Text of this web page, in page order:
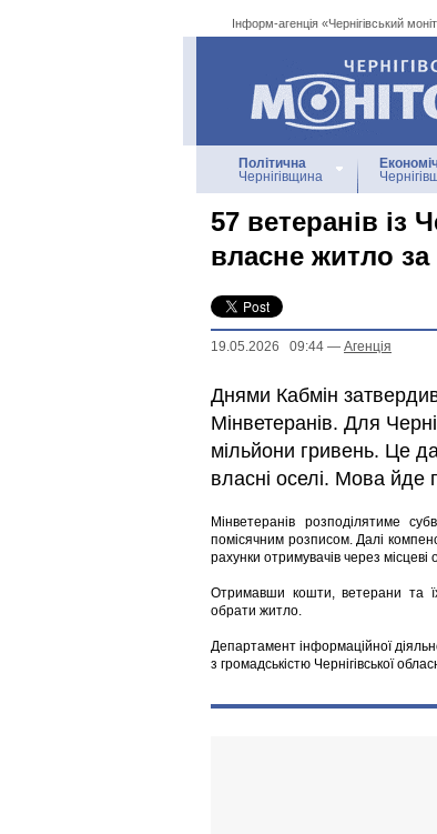
Інформ-агенція «Чернігівський
Інформ-агенція
«Чернігівський
Політична
Чернігівщина
57 ветеранів із
власне житло
19.05.2026 09:44 — Агенцiя
Днями Кабмін
Мінветеранів. Для
мільйони гривень. Це
власні оселі. Мова йде
Мінветеранів розподілятиме
помісячним розписом. Далі
рахунки отримувачів через місцеві
Отримавши кошти, ветерани та
обрати житло.
Департамент інформаційної
з громадськістю Чернігівської